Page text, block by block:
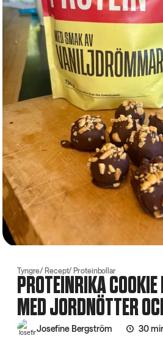
Tyngre Recept Proteinbollar
PROTEINRIKA
MED JORDNÖTTER
Josefine Bergström 30